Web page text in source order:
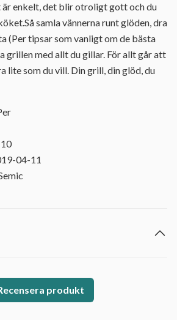
är enkelt, det blir otroligt gott och du
samla vännerna runt glöden, dra
(Per tipsar som vanligt om de bästa
grillen med allt du gillar. För allt går att
lite som du vill. Din grill, din glöd, du
04-11
produkt